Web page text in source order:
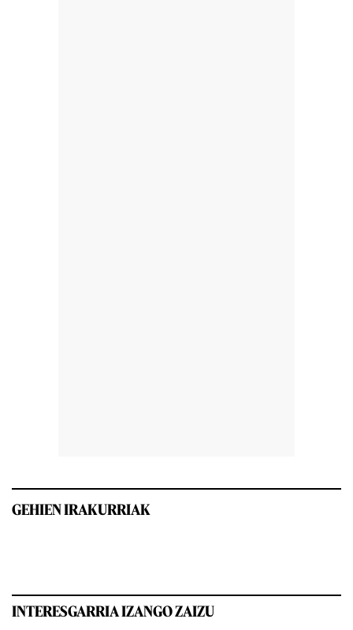
GEHIEN IRAKURRIAK
INTERESGARRIA IZANGO ZAIZU